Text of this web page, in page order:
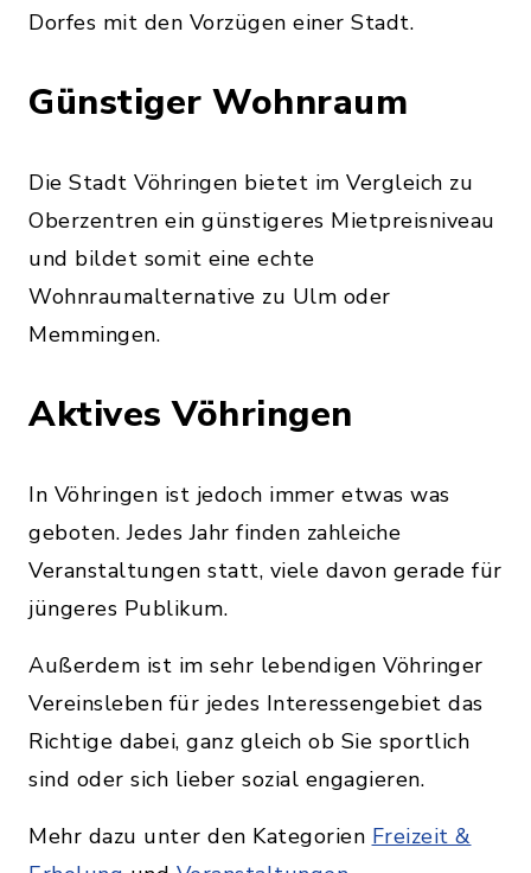
Dorfes mit den Vorzügen einer Stadt.
Günstiger Wohnraum
Die Stadt Vöhringen bietet im Vergleich zu
Oberzentren ein günstigeres Mietpreisniveau
und bildet somit eine echte
Wohnraumalternative zu Ulm oder
Memmingen.
Aktives Vöhringen
In Vöhringen ist jedoch immer etwas was
geboten. Jedes Jahr finden zahleiche
Veranstaltungen statt, viele davon gerade für
jüngeres Publikum.
Außerdem ist im sehr lebendigen Vöhringer
Vereinsleben für jedes Interessengebiet das
Richtige dabei, ganz gleich ob Sie sportlich
sind oder sich lieber sozial engagieren.
Mehr dazu unter den Kategorien Freizeit &